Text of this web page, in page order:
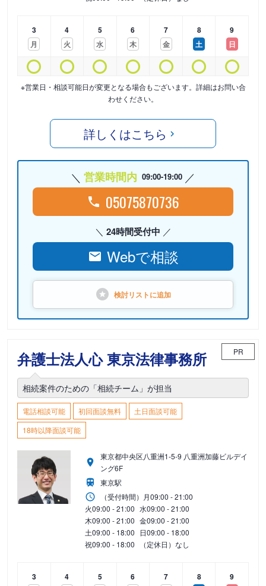
3
月
4
火
5
水
6
木
7
金
8
土
9
日
※営業日・相談可能日が変更となる場合もございます。詳細はお問い合
わせください。
詳しくはこちら
営業時間内 09:00-19:00
05075870736
24時間受付中
Webで相談
検討リストに追加
弁護士法人心 東京法律事務所 PR
相続案件のための「相続チーム」が担当
電話相談可能 初回面談無料
土日面談可能
18時以降面談可能
東京都中央区八重洲1-5-9 八重洲加藤ビルデイ
ング6F
東京駅
（受付時間） 月09:00 - 21:00
火09:00 - 21:00 水09:00 - 21:00
木09:00 - 21:00 金09:00 - 21:00
土09:00 - 18:00 日09:00 - 18:00
祝09:00 - 18:00 （定休日）なし
3
4
5
6
7
8
9